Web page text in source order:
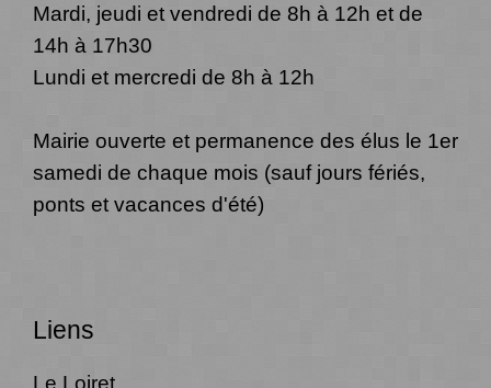
Mardi, jeudi et vendredi de 8h à 12h et de
14h à 17h30
Lundi et mercredi de 8h à 12h
Mairie ouverte et permanence des élus le 1er
samedi de chaque mois (sauf jours fériés,
ponts et vacances d'été)
Liens
Le Loiret